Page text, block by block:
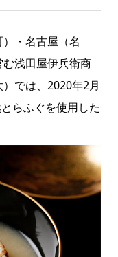
・名古屋（名
浅田屋伊兵衛商
では、2020年2月
らふぐを使用した